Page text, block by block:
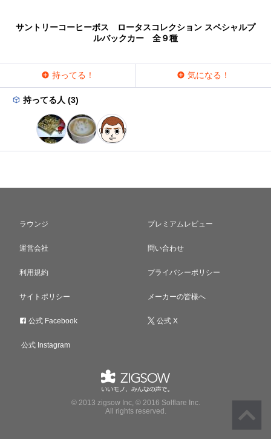
サントリーコーヒーボス ロータスコレクション スペシャルプ
ルバックカー 全９種
持ってる！ 気になる！
持ってる人 (3)
ラウンジ プレミアムレビュー
運営会社 問い合わせ
利用規約 プライバシーポリシー
サイトポリシー メーカーの皆様へ
公式 Facebook 公式 X
公式 Instagram
© 2013 zigsow Inc, © 2016 Solflare Inc.
All rights reserved.